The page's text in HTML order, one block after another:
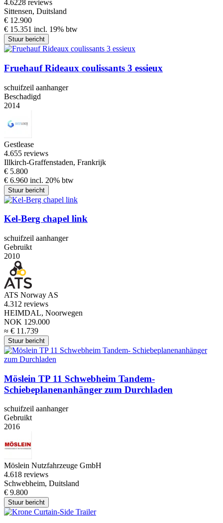
4.6228 reviews
Sittensen, Duitsland
€ 12.900
€ 15.351 incl. 19% btw
Stuur bericht
Fruehauf Rideaux coulissants 3 essieux
schuifzeil aanhanger
Beschadigd
2014
Gestlease
4.655 reviews
Illkirch-Graffenstaden, Frankrijk
€ 5.800
€ 6.960 incl. 20% btw
Stuur bericht
Kel-Berg chapel link
schuifzeil aanhanger
Gebruikt
2010
ATS Norway AS
4.312 reviews
HEIMDAL, Noorwegen
NOK 129.000
≈ € 11.739
Stuur bericht
Möslein TP 11 Schwebheim Tandem-
Schiebeplanenanhänger zum Durchladen
schuifzeil aanhanger
Gebruikt
2016
Möslein Nutzfahrzeuge GmbH
4.618 reviews
Schwebheim, Duitsland
€ 9.800
Stuur bericht